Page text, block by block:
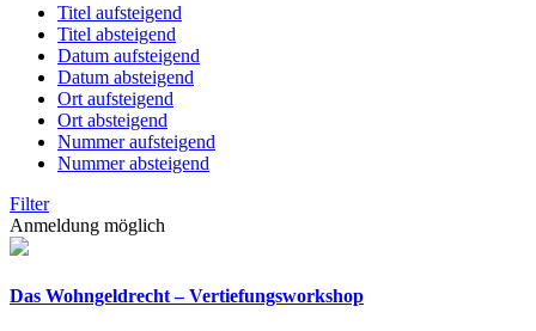
Titel aufsteigend
Titel absteigend
Datum aufsteigend
Datum absteigend
Ort aufsteigend
Ort absteigend
Nummer aufsteigend
Nummer absteigend
Filter
Anmeldung möglich
Das Wohngeldrecht – Vertiefungsworkshop